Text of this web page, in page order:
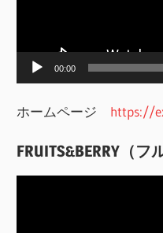
ー
00:00
ホームページ https://
FRUITS&BERRY（フ